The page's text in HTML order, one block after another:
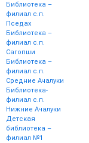
Библиотека –
филиал с.п.
Пседах
Библиотека –
филиал с.п.
Сагопши
Библиотека –
филиал с.п.
Средние Ачалуки
Библиотека-
филиал с.п.
Нижние Ачалуки
Детская
библиотека –
филиал №1